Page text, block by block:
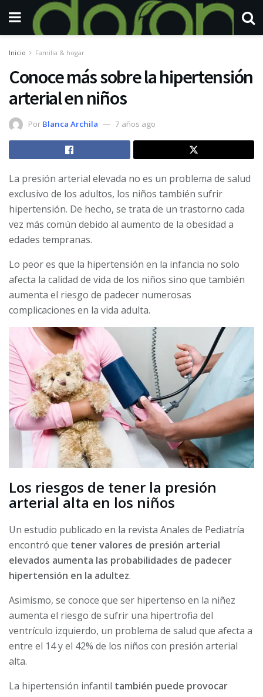
Inicio Familia & hogar
Conoce más sobre la hipertensión
arterial en niños
Por Blanca Archila 7 años ago
La presión arterial elevada no es un problema de salud
exclusivo de los adultos, los niños también sufrir
hipertensión. De hecho, se trata de un trastorno cada
vez más común debido al aumento de la obesidad a
edades tempranas.
Lo peor es que la hipertensión en la infancia no solo
afecta la calidad de vida de los niños sino que también
aumenta el riesgo de padecer numerosas
complicaciones en la vida adulta.
Los riesgos de tener la presión
arterial alta en los niños
Un estudio publicado en la revista Anales de Pediatría
encontró que tener valores de presión arterial
elevados aumenta las probabilidades de padecer
hipertensión en la adultez.
Asimismo, se conoce que ser hipertenso en la niñez
aumenta el riesgo de sufrir una hipertrofia del
ventrículo izquierdo, un problema de salud que afecta a
entre el 14 y el 42% de los niños con presión arterial
alta.
La hipertensión infantil también puede provocar